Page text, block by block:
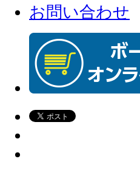
お問い合わせ